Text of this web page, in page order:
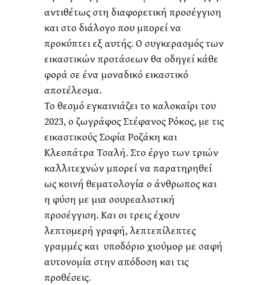
αντιθέτως στη διαφορετική προσέγγιση
και στο διάλογο που μπορεί να
προκύπτει εξ αυτής. Ο συγκερασμός των
εικαστικών προτάσεων θα οδηγεί κάθε
φορά σε ένα μοναδικό εικαστικό
αποτέλεσμα.
Το θεσμό εγκαινιάζει το καλοκαίρι του
2023, ο ζωγράφος Στέφανος Ρόκος, με τις
εικαστικούς Σοφία Ροζάκη και
Κλεοπάτρα Τσαλή. Στο έργο των τριών
καλλιτεχνών μπορεί να παρατηρηθεί
ως κοινή θεματολογία ο άνθρωπος και
η φύση με μια σουρεαλιστική
προσέγγιση. Και οι τρεις έχουν
λεπτομερή γραφή, λεπτεπίλεπτες
γραμμές και υποδόριο χιούμορ με σαφή
αυτονομία στην απόδοση και τις
προθέσεις.